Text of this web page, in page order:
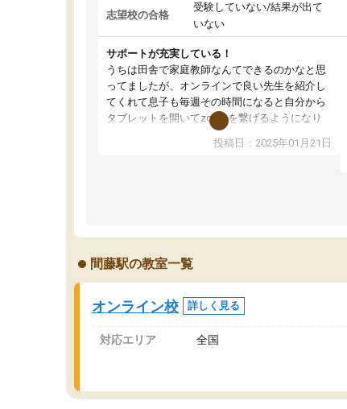
志望校の合格
受験していない/結果が出て
いない
サポートが充実している！
うちは田舎で家庭教師なんてできるのかなと思
ってましたが、オンラインで良い先生を紹介し
てくれて息子も毎週その時間になると自分から
タブレットを開いてzoomを繋げるようになり
ました！5科目なんでもOKなのもとても気に入
投稿日：2025年01月21日
間藤駅の教室一覧
オンライン校 詳しく見る
対応エリア 全国